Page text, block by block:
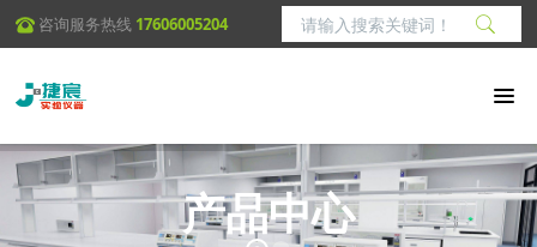
咨询服务热线 17606005204
产品中心